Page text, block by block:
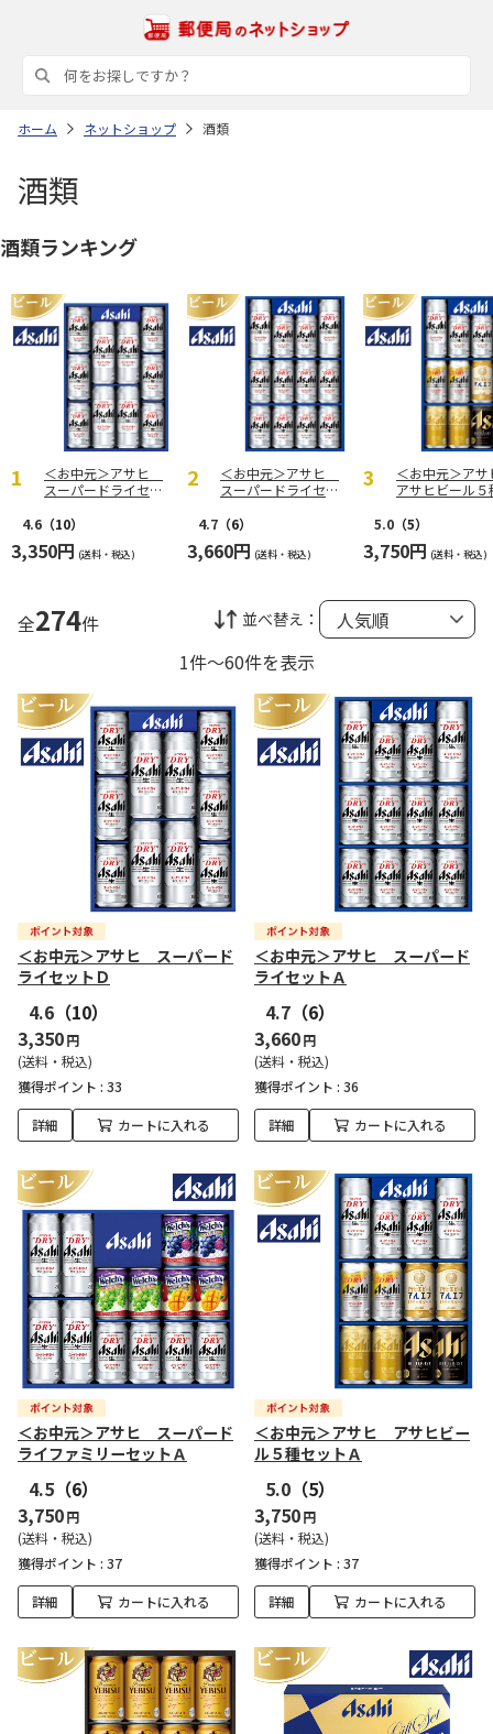
ホーム ネットショップ 酒類
酒類
酒類ランキング
＜お中元＞アサヒ
スーパードライセッ
4.6 （10）
3,350円 (送料・税込)
＜お中元＞アサヒ
スーパードライセッ
4.7 （6）
3,660円 (送料・税込)
＜お中元＞ア
アサヒビール５
5.0 （5）
3,750円 (送料・税込)
全274件 並べ替え：
1件～60件を表示
＜お中元＞アサヒ スーパード
ライセットＤ
4.6 （10）
3,350円
(送料・税込)
獲得ポイント : 33
詳細 カートに入れる
＜お中元＞アサヒ スーパード
ライセットＡ
4.7 （6）
3,660円
(送料・税込)
獲得ポイント : 36
詳細 カートに入れる
＜お中元＞アサヒ スーパード
ライファミリーセットＡ
4.5 （6）
3,750円
(送料・税込)
獲得ポイント : 37
詳細 カートに入れる
＜お中元＞アサヒ アサヒビー
ル５種セットＡ
5.0 （5）
3,750円
(送料・税込)
獲得ポイント : 37
詳細 カートに入れる